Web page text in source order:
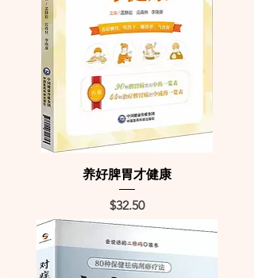
养好脾胃才健康
Price
$32.50